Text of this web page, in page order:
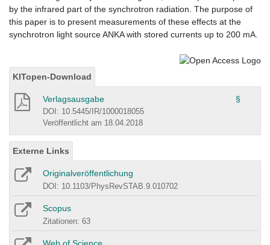
by the infrared part of the synchrotron radiation. The purpose of
this paper is to present measurements of these effects at the
synchrotron light source ANKA with stored currents up to 200 mA.
KITopen-Download
Verlagsausgabe §
DOI: 10.5445/IR/1000018055
Veröffentlicht am 18.04.2018
Externe Links
Originalveröffentlichung
DOI: 10.1103/PhysRevSTAB.9.010702
Scopus
Zitationen: 63